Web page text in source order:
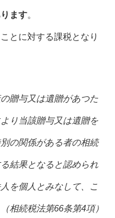
ます。
とに対する課税となり
贈与又は遺贈があつた
り当該贈与又は遺贈を
の関係がある者の相続
結果となると認められ
を個人とみなして、こ
相続税法第66条第4項）